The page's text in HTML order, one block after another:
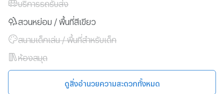
บริการรถรับส่ง
สวนหย่อม / พื้นที่สีเขียว
สนามเด็กเล่น / พื้นที่สำหรับเด็ก
ห้องสมุด
ดูสิ่งอำนวยความสะดวกทั้งหมด